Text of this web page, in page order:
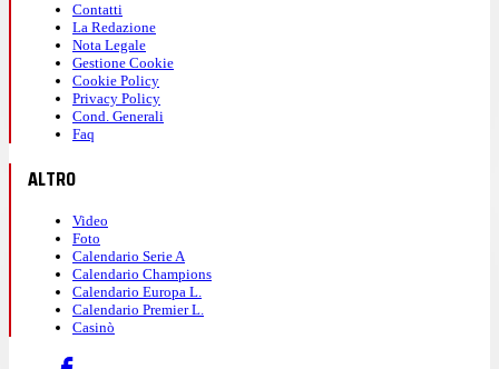
Contatti
La Redazione
Nota Legale
Gestione Cookie
Cookie Policy
Privacy Policy
Cond. Generali
Faq
ALTRO
Video
Foto
Calendario Serie A
Calendario Champions
Calendario Europa L.
Calendario Premier L.
Casinò